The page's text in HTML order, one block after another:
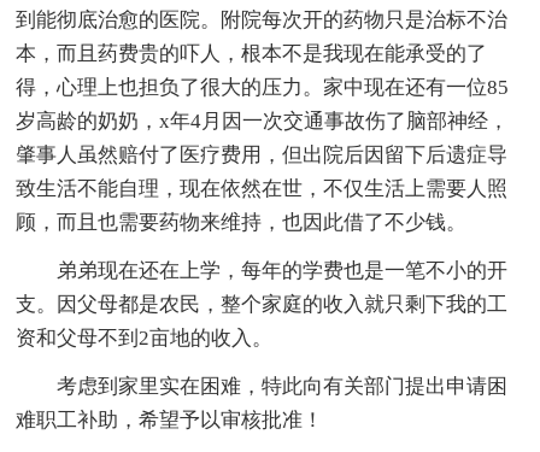
到能彻底治愈的医院。附院每次开的药物只是治标不治
本，而且药费贵的吓人，根本不是我现在能承受的了
得，心理上也担负了很大的压力。家中现在还有一位85
岁高龄的奶奶，x年4月因一次交通事故伤了脑部神经，
肇事人虽然赔付了医疗费用，但出院后因留下后遗症导
致生活不能自理，现在依然在世，不仅生活上需要人照
顾，而且也需要药物来维持，也因此借了不少钱。
弟弟现在还在上学，每年的学费也是一笔不小的开
支。因父母都是农民，整个家庭的收入就只剩下我的工
资和父母不到2亩地的收入。
考虑到家里实在困难，特此向有关部门提出申请困
难职工补助，希望予以审核批准！